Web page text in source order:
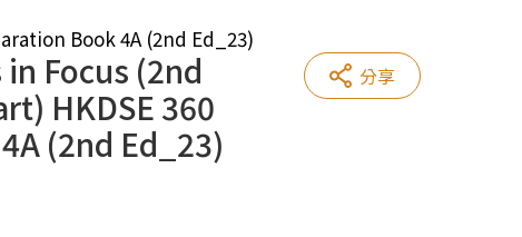
Book 4A (2nd Ed_23)
Focus (2nd
HKDSE 360
(2nd Ed_23)
分享